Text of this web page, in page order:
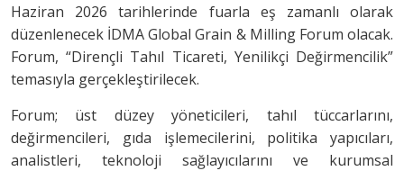
Haziran 2026 tarihlerinde fuarla eş zamanlı olarak
düzenlenecek İDMA Global Grain & Milling Forum olacak.
Forum, “Dirençli Tahıl Ticareti, Yenilikçi Değirmencilik”
temasıyla gerçekleştirilecek.
Forum; üst düzey yöneticileri, tahıl tüccarlarını,
değirmencileri, gıda işlemecilerini, politika yapıcıları,
analistleri, teknoloji sağlayıcılarını ve kurumsal